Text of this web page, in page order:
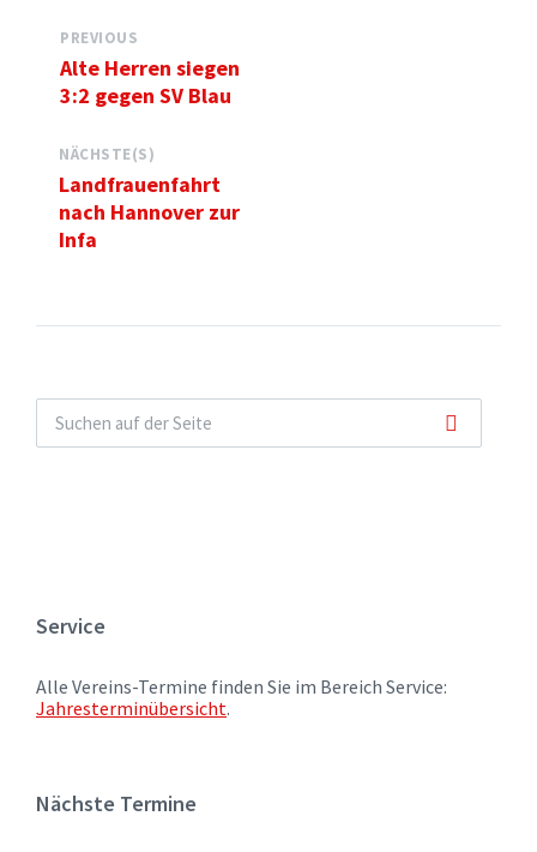
PREVIOUS
Alte Herren siegen
3:2 gegen SV Blau
NÄCHSTE(S)
Landfrauenfahrt
nach Hannover zur
Infa
Service
Alle Vereins-Termine finden Sie im Bereich Service:
Jahresterminübersicht.
Nächste Termine